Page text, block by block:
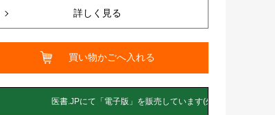
詳しく見る
買い物かごへ入れる